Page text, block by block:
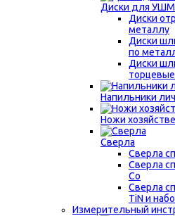
Диски для УШМ
Диски
металлу
Диски
по
Диски
торцевые
Напильники
Ножи
Сверла
Сверла
Сверла
Co
Сверла
TiN и
Измерительный